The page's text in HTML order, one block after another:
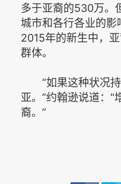
多于亚裔的530万。
城市和各行各业的影
2015年的新生中，
群体。
“如果这种状况持
亚。”约翰逊说道：“
裔。”